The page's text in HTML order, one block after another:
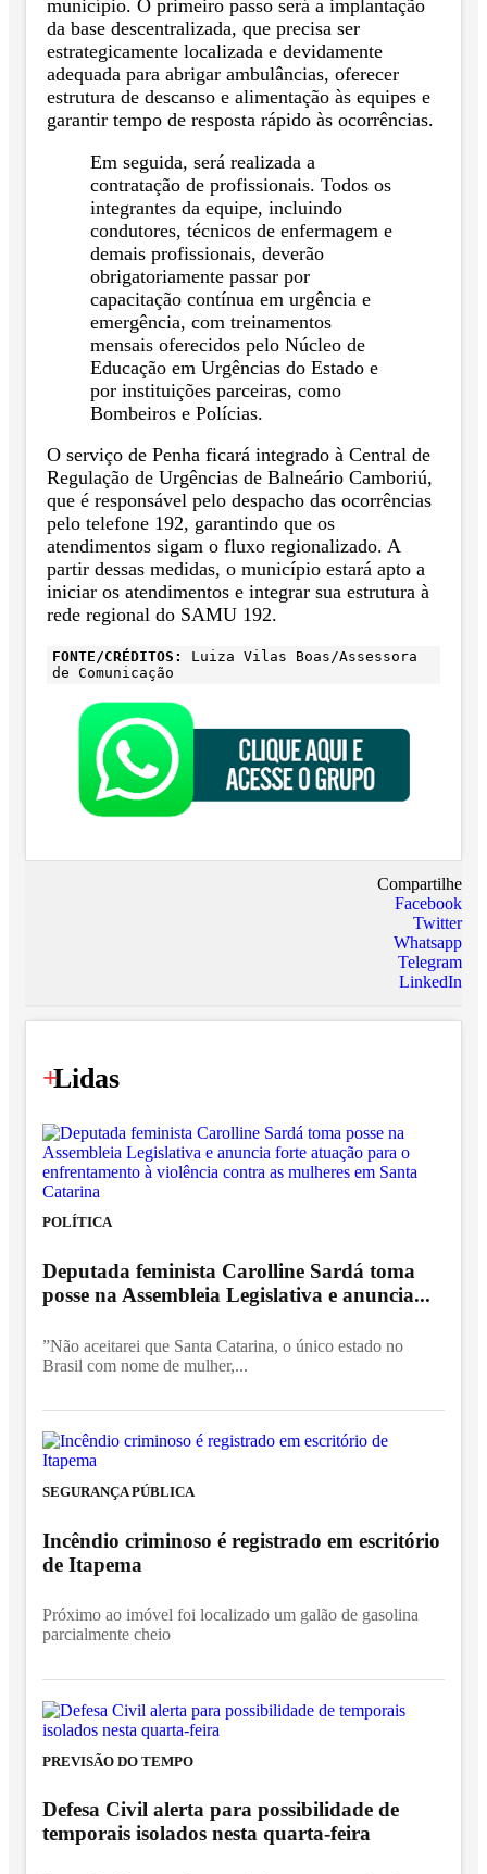
município. O primeiro passo será a implantação
da base descentralizada, que precisa ser
estrategicamente localizada e devidamente
adequada para abrigar ambulâncias, oferecer
estrutura de descanso e alimentação às equipes e
garantir tempo de resposta rápido às ocorrências.
Em seguida, será realizada a
contratação de profissionais. Todos os
integrantes da equipe, incluindo
condutores, técnicos de enfermagem e
demais profissionais, deverão
obrigatoriamente passar por
capacitação contínua em urgência e
emergência, com treinamentos
mensais oferecidos pelo Núcleo de
Educação em Urgências do Estado e
por instituições parceiras, como
Bombeiros e Polícias.
O serviço de Penha ficará integrado à Central de
Regulação de Urgências de Balneário Camboriú,
que é responsável pelo despacho das ocorrências
pelo telefone 192, garantindo que os
atendimentos sigam o fluxo regionalizado. A
partir dessas medidas, o município estará apto a
iniciar os atendimentos e integrar sua estrutura à
rede regional do SAMU 192.
FONTE/CRÉDITOS:
Luiza Vilas Boas/Assessora
de Comunicação
Compartilhe
Facebook
Twitter
Whatsapp
Telegram
LinkedIn
+
Lidas
POLÍTICA
Deputada feminista Carolline Sardá toma
posse na Assembleia Legislativa e anuncia...
”Não aceitarei que Santa Catarina, o único estado no
Brasil com nome de mulher,...
SEGURANÇA PÚBLICA
Incêndio criminoso é registrado em escritório
de Itapema
Próximo ao imóvel foi localizado um galão de gasolina
parcialmente cheio
PREVISÃO DO TEMPO
Defesa Civil alerta para possibilidade de
temporais isolados nesta quarta-feira